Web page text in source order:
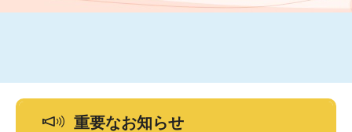
重要なお知らせ